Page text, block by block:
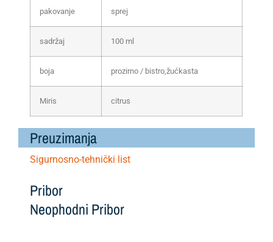
pakovanje sprej
sadržaj 100 ml
boja prozirno / bistro,žućkasta
Miris citrus
Preuzimanja
Sigurnosno-tehnički list
Pribor
Neophodni Pribor